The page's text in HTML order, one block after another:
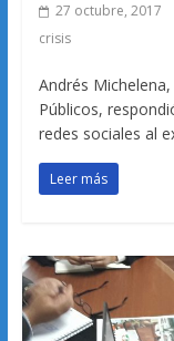
27 octubre, 2017
crisis
Andrés
Públicos,
redes sociales al
Leer más